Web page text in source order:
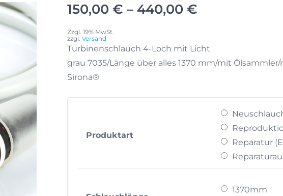
150,00 € – 440,00 €
440,00 €
Zzgl. 19% MwSt.
zzgl. Versand
Turbinenschlauch 4-Loch mit Licht
grau 7035/Länge über alles 1370 mm/mit
Sirona®
Produktart
Reparatur
1370mm